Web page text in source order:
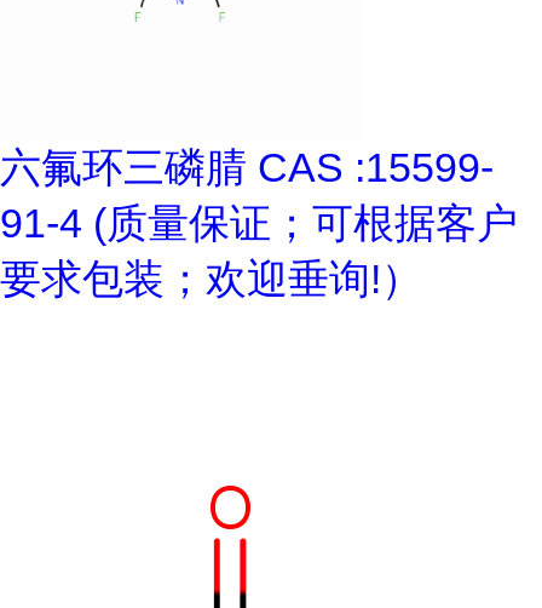
六氟环三磷腈 CAS :15599-
91-4 (质量保证；可根据客户
要求包装；欢迎垂询!）